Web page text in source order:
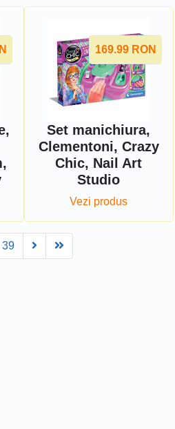
169.99 RON
Set manichiura,
Clementoni, Crazy
Chic, Nail Art
Studio
Vezi produs
39 Next Last